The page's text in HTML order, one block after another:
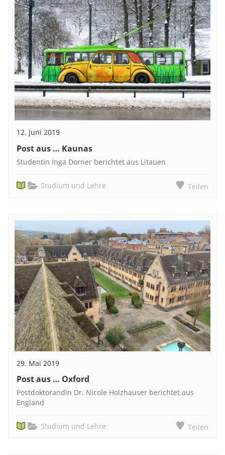
12. Juni 2019
Post aus … Kaunas
Studentin Inga Dorner berichtet aus Litauen
Studium und Lehre Teilen
29. Mai 2019
Post aus … Oxford
Postdoktorandin Dr. Nicole Holzhauser berichtet aus
England
Studium und Lehre Teilen